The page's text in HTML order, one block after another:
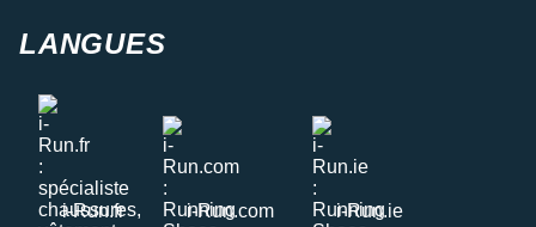
LANGUES
i-Run.fr i-Run.com i-Run.ie